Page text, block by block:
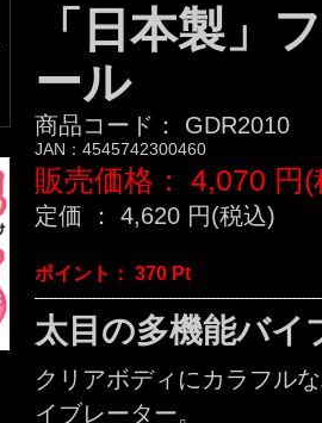
「日本製」
ール
商品コード： GDR2010
JAN： 4545742300460
販売価格： 4,070 円
定価 ： 4,620 円(税込)
ポイント： 370 Pt
太目の多機能バイ
クリアボディにカラフル
イブレーター。